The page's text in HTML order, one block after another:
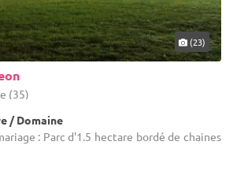
(23)
(35)
/ Domaine
: Parc d'1.5 hectare bordé de chaines